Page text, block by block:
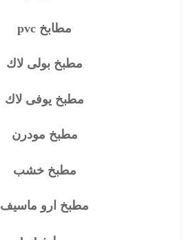
مطابخ pvc
مطبخ بولى لاك
مطبخ يوفى لاك
مطبخ مودرن
مطبخ خشب
مطبخ ارو ماسيف